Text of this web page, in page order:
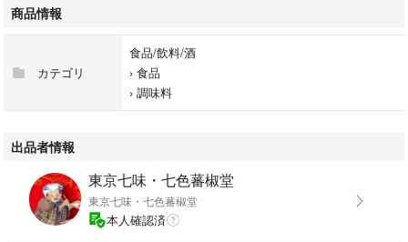
[保存] 製品到着後、速やかに冷凍庫
での保存をお願い致します。
常温での保存はお控え下さい。
商品情報
カテゴリ
食品/飲料/酒
› 食品
› 調味料
出品者情報
東京七味・七色蕃椒堂
東京七味・七色蕃椒堂
本人確認済